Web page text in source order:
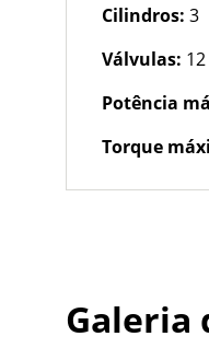
Cilindros: 3
Válvulas: 12
Potência
Torque
Galeria